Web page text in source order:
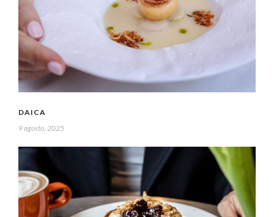
DAICA
9 agosto, 2025